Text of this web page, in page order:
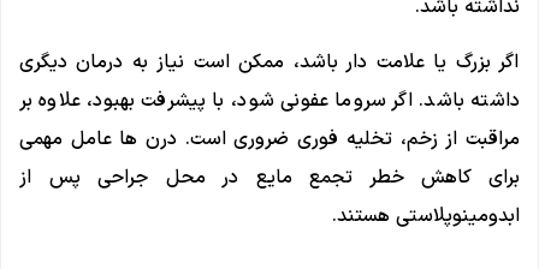
نداشته باشد.
اگر بزرگ یا علامت دار باشد، ممکن است نیاز به درمان دیگری
داشته باشد. اگر سروما عفونی شود، با پیشرفت بهبود، علاوه بر
مراقبت از زخم، تخلیه فوری ضروری است. درن ها عامل مهمی
برای کاهش خطر تجمع مایع در محل جراحی پس از
ابدومینوپلاستی هستند.